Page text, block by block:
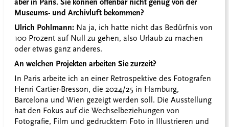
aber in Paris. Sie können offenbar nicht genug von der
Museums- und Archivluft bekommen?
Ulrich Pohlmann: Na ja, ich hatte nicht das Bedürfnis von
100 Prozent auf Null zu gehen, also Urlaub zu machen
oder etwas ganz anderes.
An welchen Projekten arbeiten Sie zurzeit?
In Paris arbeite ich an einer Retrospektive des Fotografen
Henri Cartier-Bresson, die 2024/25 in Hamburg,
Barcelona und Wien gezeigt werden soll. Die Ausstellung
hat den Fokus auf die Wechselbeziehungen von
Fotografie, Film und gedrucktem Foto in Illustrieren und